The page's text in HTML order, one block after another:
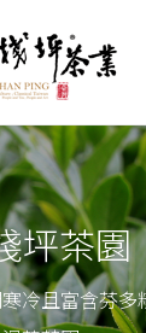
坪茶園
冷且富含芬多